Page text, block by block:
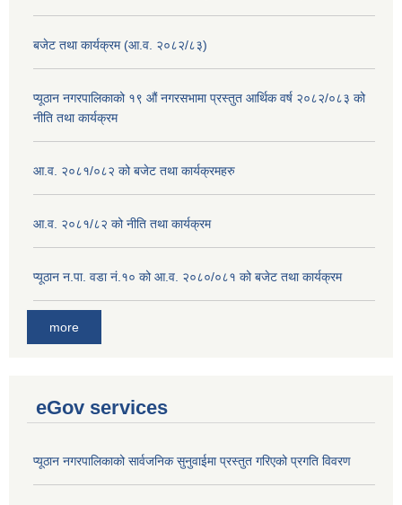
बजेट तथा कार्यक्रम (आ.व. २०८२/८३)
प्यूठान नगरपालिकाको १९ औं नगरसभामा प्रस्तुत आर्थिक वर्ष २०८२/०८३ को
नीति तथा कार्यक्रम
आ.व. २०८१/०८२ को बजेट तथा कार्यक्रमहरु
आ.व. २०८१/८२ को नीति तथा कार्यक्रम
प्यूठान न.पा. वडा नं.१० को आ.व. २०८०/०८१ को बजेट तथा कार्यक्रम
more
eGov services
प्यूठान नगरपालिकाको सार्वजनिक सुनुवाईमा प्रस्तुत गरिएको प्रगति विवरण